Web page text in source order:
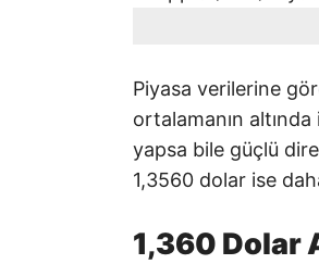
Piyasa verilerine
ortalamanın
yapsa bile güçlü
1,3560 dolar ise
1,360 Dolar